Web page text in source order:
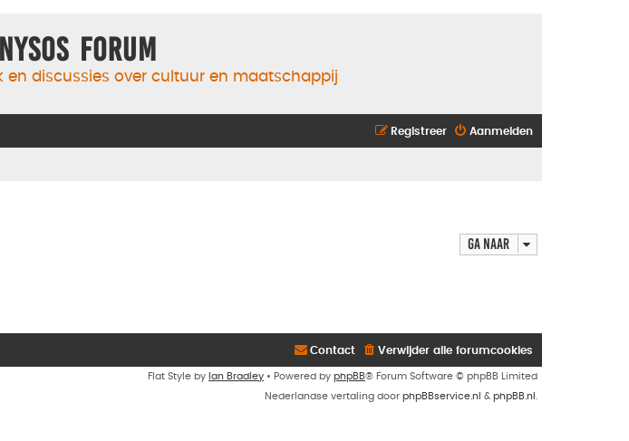
Forum
en discussies over cultuur en maatschappij
Aanmelden
Registreer
Ga naar
Verwijder alle forumcookies
Contact
Flat Style by Ian Bradley • Powered by phpBB® Forum Software © phpBB Limited
Nederlandse vertaling door phpBBservice.nl & phpBB.nl